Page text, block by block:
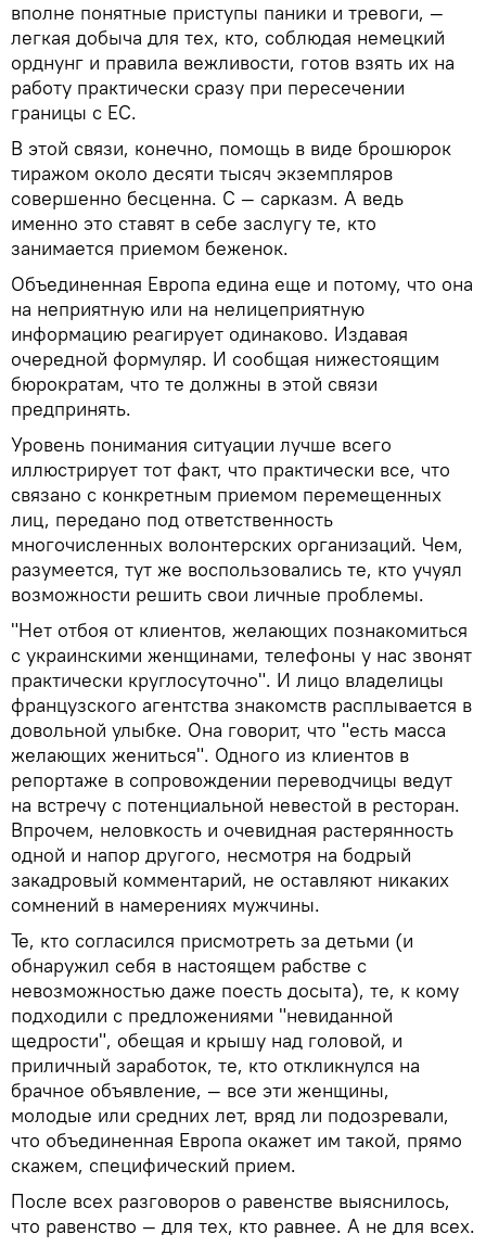
вполне понятные приступы паники и тревоги, —
легкая добыча для тех, кто, соблюдая немецкий
орднунг и правила вежливости, готов взять их на
работу практически сразу при пересечении
границы с ЕС.
В этой связи, конечно, помощь в виде брошюрок
тиражом около десяти тысяч экземпляров
совершенно бесценна. С — сарказм. А ведь
именно это ставят в себе заслугу те, кто
занимается приемом беженок.
Объединенная Европа едина еще и потому, что она
на неприятную или на нелицеприятную
информацию реагирует одинаково. Издавая
очередной формуляр. И сообщая нижестоящим
бюрократам, что те должны в этой связи
предпринять.
Уровень понимания ситуации лучше всего
иллюстрирует тот факт, что практически все, что
связано с конкретным приемом перемещенных
лиц, передано под ответственность
многочисленных волонтерских организаций. Чем,
разумеется, тут же воспользовались те, кто учуял
возможности решить свои личные проблемы.
"Нет отбоя от клиентов, желающих познакомиться
с украинскими женщинами, телефоны у нас звонят
практически круглосуточно". И лицо владелицы
французского агентства знакомств расплывается в
довольной улыбке. Она говорит, что "есть масса
желающих жениться". Одного из клиентов в
репортаже в сопровождении переводчицы ведут
на встречу с потенциальной невестой в ресторан.
Впрочем, неловкость и очевидная растерянность
одной и напор другого, несмотря на бодрый
закадровый комментарий, не оставляют никаких
сомнений в намерениях мужчины.
Те, кто согласился присмотреть за детьми (и
обнаружил себя в настоящем рабстве с
невозможностью даже поесть досыта), те, к кому
подходили с предложениями "невиданной
щедрости", обещая и крышу над головой, и
приличный заработок, те, кто откликнулся на
брачное объявление, — все эти женщины,
молодые или средних лет, вряд ли подозревали,
что объединенная Европа окажет им такой, прямо
скажем, специфический прием.
После всех разговоров о равенстве выяснилось,
что равенство — для тех, кто равнее. А не для всех.